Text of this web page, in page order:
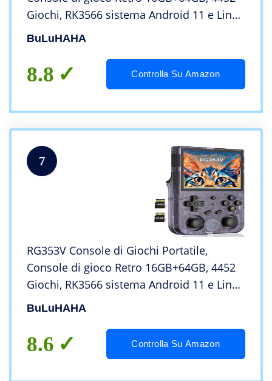
Giochi, RK3566 sistema Android 11 e Linux
quad-core 1.8GHz, Retro game console 3,5
BuLuHAHA
8.8 Controlla Su Amazon
7
RG353V Console di Giochi Portatile,
Console di gioco Retro 16GB+64GB, 4452
Giochi, RK3566 sistema Android 11 e Linux
quad-core 1.8GHz, Retro game console 3,5
BuLuHAHA
8.6 Controlla Su Amazon